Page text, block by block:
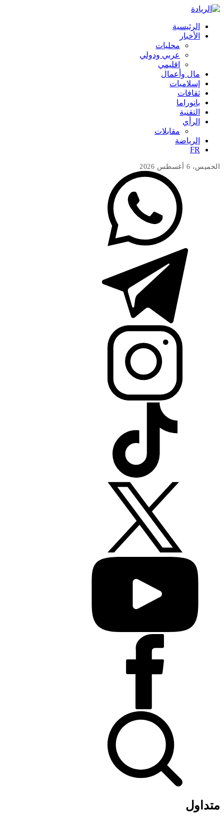
الرئيسية
الأخبار
محليات
عربي ودولي
اقليمي
مال وأعمال
إسلاميات
ثقافات
بانوراما
التقنية
الرأي
مقابلات
الرياضة
FR
الخميس، 6 أغسطس 2026
متداول